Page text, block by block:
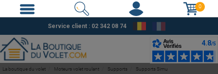
0
Service client : 02 342 08 74
La boutique du volet Moteurs volet roulant Supports Supports Simu